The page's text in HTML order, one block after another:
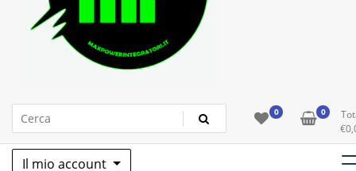
Max Power Integratori 0 0
€
Il mio account